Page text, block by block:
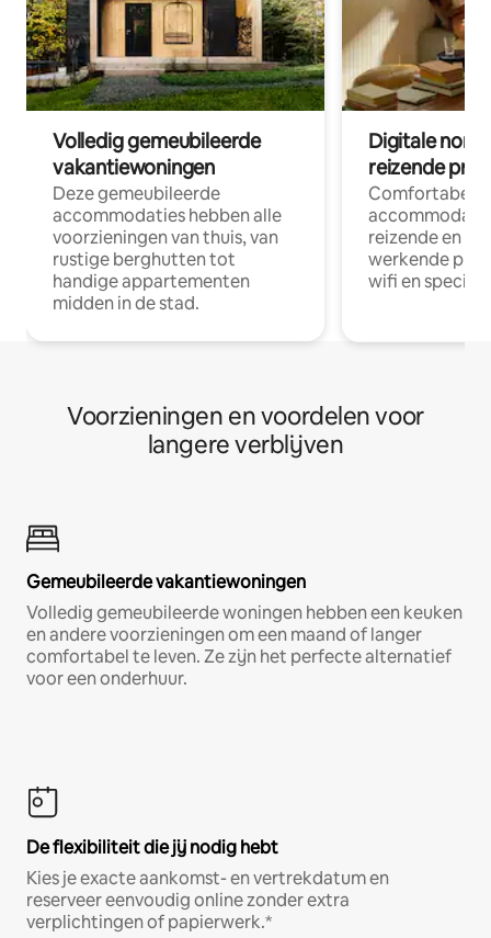
Volledig gemeubileerde
vakantiewoningen
Deze gemeubileerde
accommodaties hebben alle
voorzieningen van thuis, van
rustige berghutten tot
handige appartementen
midden in de stad.
Digitale
reizende
Comfortabele
reizende en
werkende
wifi en
Voorzieningen en voordelen voor
langere verblijven
Gemeubileerde vakantiewoningen
Volledig gemeubileerde woningen hebben een keuken
en andere voorzieningen om een maand of langer
comfortabel te leven. Ze zijn het perfecte alternatief
voor een onderhuur.
De flexibiliteit die jij nodig hebt
Kies je exacte aankomst- en vertrekdatum en
reserveer eenvoudig online zonder extra
verplichtingen of papierwerk.*